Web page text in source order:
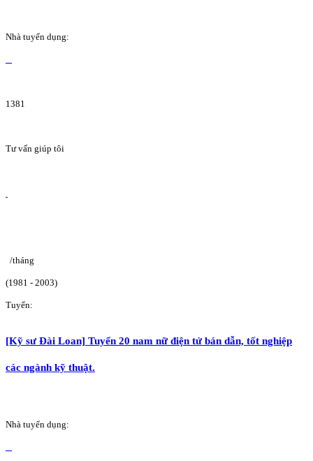
Nhà tuyển dụng:
1381
Tư vấn giúp tôi
/tháng
(1981 - 2003)
Tuyển:
[Kỹ sư Đài Loan] Tuyển 20 nam nữ điện tử bán dẫn, tốt nghiệp
các ngành kỹ thuật.
Nhà tuyển dụng: